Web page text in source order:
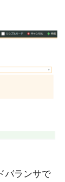
バランサで